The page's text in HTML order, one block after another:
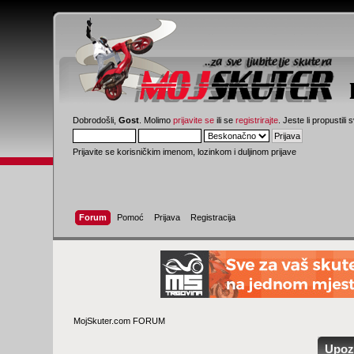
Dobrodošli,Gost . Molimoprijavite se ili seregistrirajte . Jeste li propustili
Prijavite se korisničkim imenom, lozinkom i duljinom prijave
Forum Pomoć Prijava Registracija
MojSkuter.com FORUM